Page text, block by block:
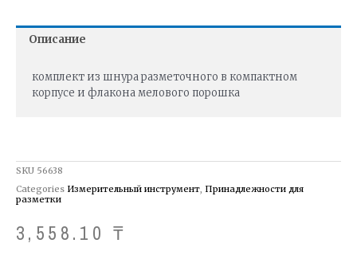
Описание
комплект из шнура разметочного в компактном
корпусе и флакона мелового порошка
SKU 56638
Categories Измерительный инструмент, Принадлежности для
разметки
3,558.10 ₸